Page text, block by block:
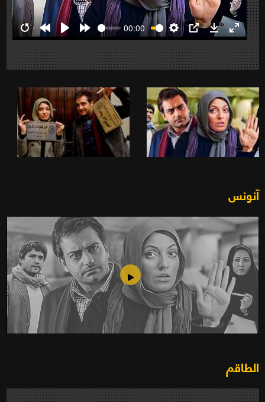
RestartRewind
10s
Play Forward
10s
00:00
Settings
PIP Download
Enter
آنونس
الطاقم